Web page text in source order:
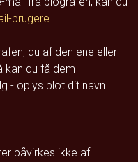
brugere.
du af den ene eller
kan du få dem
- oplys blot dit navn
påvirkes ikke af